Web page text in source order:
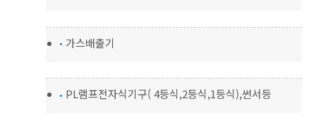
가스배출기
PL램프전자식기구( 4등식,2등식,1등식),썬서등